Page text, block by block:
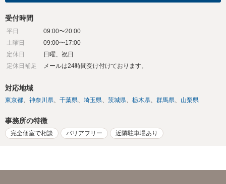
受付時間
平日
09:00〜20:00
土曜日
09:00〜17:00
定休日
日曜、祝日
定休日補足
メールは24時間受け付けております。
対応地域
東京都 神奈川県 千葉県 埼玉県 茨城県 栃木県 群馬県 山梨県
事務所の特徴
完全個室で相談 バリアフリー 近隣駐車場あり